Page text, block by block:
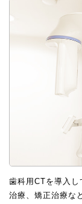
歯科用CTを導入
治療、矯正治療な